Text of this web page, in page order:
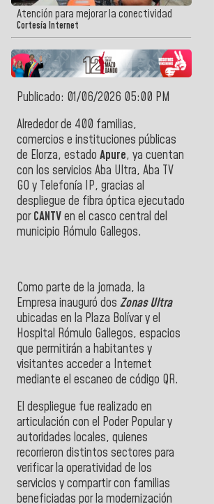
Atención para mejorar la conectividad
Cortesía Internet
Publicado: 01/06/2026 05:00 PM
Alrededor de 400 familias,
comercios e instituciones públicas
de Elorza, estado Apure, ya cuentan
con los servicios Aba Ultra, Aba TV
GO y Telefonía IP, gracias al
despliegue de fibra óptica ejecutado
porCANTVen el casco central del
municipio Rómulo Gallegos.
Como parte de la jornada, la
Empresa inauguró dos Zonas Ultra
ubicadas en la Plaza Bolívar y el
Hospital Rómulo Gallegos, espacios
que permitirán a habitantes y
visitantes acceder a Internet
mediante el escaneo de código QR.
El despliegue fue realizado en
articulación con el Poder Popular y
autoridades locales, quienes
recorrieron distintos sectores para
verificar la operatividad de los
servicios y compartir con familias
beneficiadas por la modernización